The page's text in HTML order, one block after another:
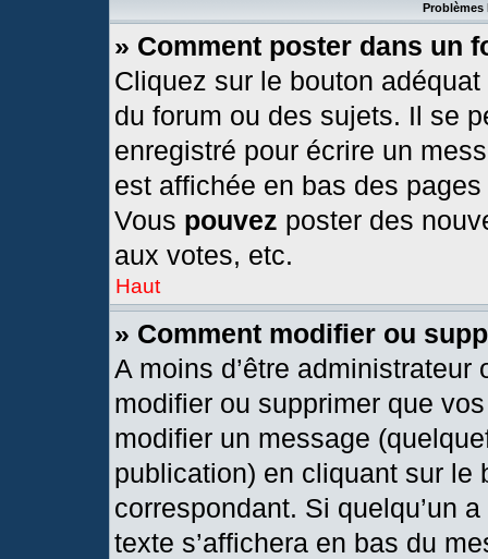
Problèmes
» Comment poster dans un
Cliquez sur le bouton
du forum ou des sujets. Il se
enregistré pour écrire un
est affichée en bas des
Vous pouvez poster des
aux votes, etc.
Haut
» Comment modifier ou
A moins d’être
modifier ou supprimer que
modifier un message
publication) en cliquant sur le
correspondant. Si quelqu’un
texte s’affichera en bas du